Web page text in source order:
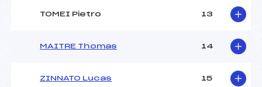
TOMEI Pietro 13
MAITRE Thomas 14
ZINNATO Lucas 15